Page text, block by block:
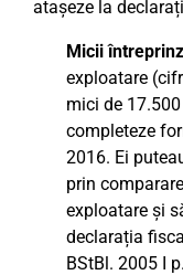
atașeze la
Micii
exploatare
mici de
completeze
2016. Ei
prin
exploatare și
declarația
BStBl. 2005 I